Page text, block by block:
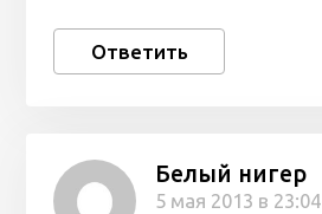
Ответить
Белый нигер
5 мая 2013 в 23:04